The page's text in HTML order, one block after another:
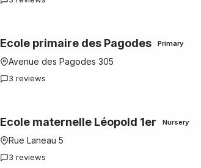
Ecole primaire des Pagodes Primary
Avenue des Pagodes 305
3 reviews
Ecole maternelle Léopold 1er Nursery
Rue Laneau 5
3 reviews